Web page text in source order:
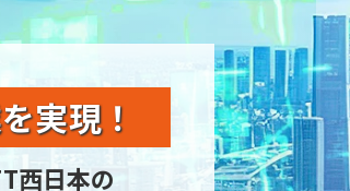
実現！
西日本の